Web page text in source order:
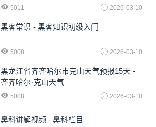
5011 2026-03-10
黑客常识 - 黑客知识初级入门
5008 2026-03-10
黑龙江省齐齐哈尔市克山天气预报15天 -
齐齐哈尔·克山天气
5008 2026-03-10
鼻科讲解视频 - 鼻科栏目